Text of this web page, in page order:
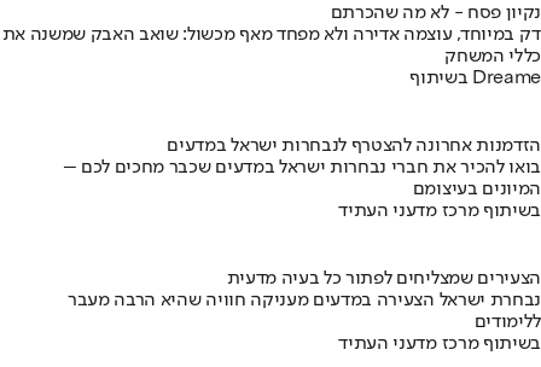
נקיון פסח - לא מה שהכרתם
דק במיוחד, עוצמה אדירה ולא מפחד מאף מכשול: שואב האבק שמשנה את
כללי המשחק
בשיתוף Dreame
הזדמנות אחרונה להצטרף לנבחרות ישראל במדעים
בואו להכיר את חברי נבחרות ישראל במדעים שכבר מחכים לכם –
המיונים בעיצומם
בשיתוף מרכז מדעני העתיד
הצעירים שמצליחים לפתור כל בעיה מדעית
נבחרת ישראל הצעירה במדעים מעניקה חוויה שהיא הרבה מעבר
ללימודים
בשיתוף מרכז מדעני העתיד